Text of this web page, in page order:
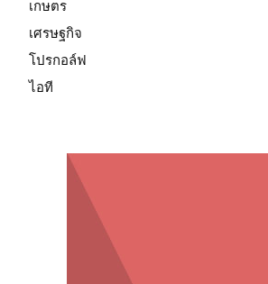
เกษตร
เศรษฐกิจ
โปรกอล์ฟ
ไอที